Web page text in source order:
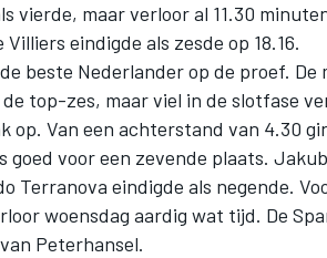
vierde, maar verloor al 11.30
eindigde als zesde op 18.16.
beste Nederlander op de proef. De
top-zes, maar viel in de slotfase
op. Van een achterstand van 4.30
goed voor een zevende plaats.
Terranova eindigde als negende.
woensdag aardig wat tijd. De
Peterhansel.